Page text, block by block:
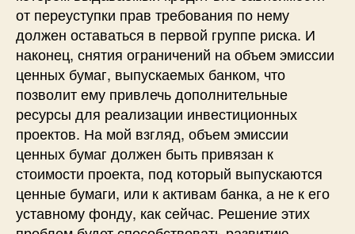
от переуступки прав требования по нему
должен оставаться в первой группе риска. И
наконец, снятия ограничений на объем эмиссии
ценных бумаг, выпускаемых банком, что
позволит ему привлечь дополнительные
ресурсы для реализации инвестиционных
проектов. На мой взгляд, объем эмиссии
ценных бумаг должен быть привязан к
стоимости проекта, под который выпускаются
ценные бумаги, или к активам банка, а не к его
уставному фонду, как сейчас. Решение этих